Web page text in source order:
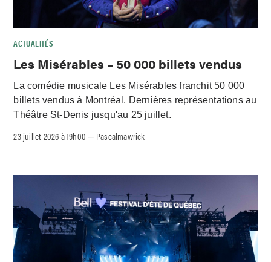
ACTUALITÉS
Les Misérables – 50 000 billets vendus
La comédie musicale Les Misérables franchit 50 000
billets vendus à Montréal. Dernières représentations au
Théâtre St-Denis jusqu'au 25 juillet.
23 juillet 2026 à 19h00 – Pascalmawrick